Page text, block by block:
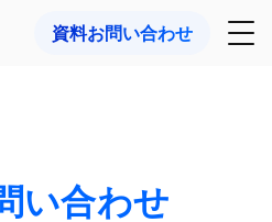
資料お問い合わせ
い合わせ